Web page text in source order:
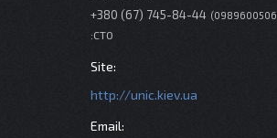
+380 (67) 745-84-44 0989600506
:СТО
http://unic.kiev.ua